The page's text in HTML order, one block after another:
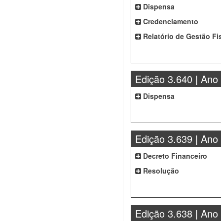
Dispensa
Credenciamento
Relatório de Gestão
Edição 3.640 | Ano
Dispensa
Edição 3.639 | Ano
Decreto Financeiro
Resolução
Edição 3.638 | Ano